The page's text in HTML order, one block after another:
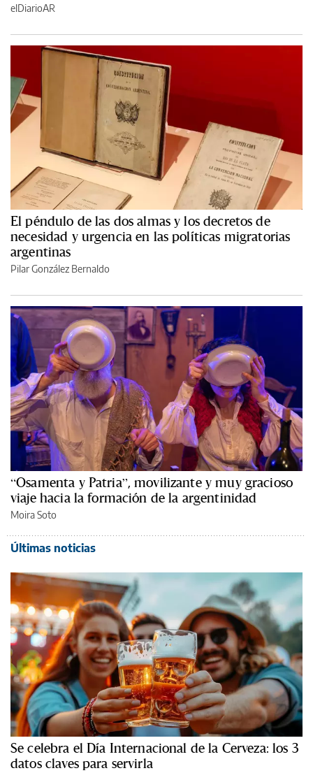
elDiarioAR
El péndulo de las dos almas y los decretos de
necesidad y urgencia en las políticas migratorias
argentinas
Pilar González Bernaldo
“Osamenta y Patria”, movilizante y muy gracioso
viaje hacia la formación de la argentinidad
Moira Soto
Últimas noticias
Se celebra el Día Internacional de la Cerveza: los 3
datos claves para servirla